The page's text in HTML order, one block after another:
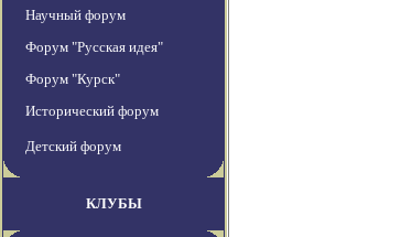
Научный форум
Форум "Русская идея"
Форум "Курск"
Исторический форум
Детский форум
КЛУБЫ